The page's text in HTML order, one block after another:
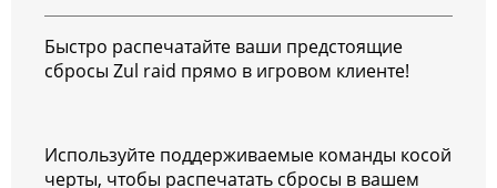
Быстро распечатайте ваши предстоящие
сбросы Zul raid прямо в игровом клиенте!
Используйте поддерживаемые команды косой
черты, чтобы распечатать сбросы в вашем